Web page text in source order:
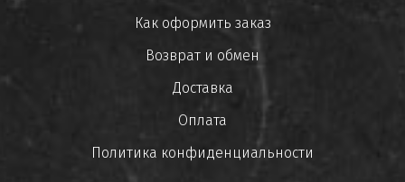
Как оформить заказ
Возврат и обмен
Доставка
Оплата
Политика конфиденциальности